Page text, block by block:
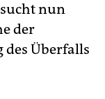
nun
der
Überfalls